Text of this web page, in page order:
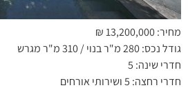
מחיר: 13,200,000 ₪
גודל נכס: 280 מ"ר בנוי / 310 מ"ר מגרש
חדרי שינה: 5
חדרי רחצה: 5 ושירותי אורחים